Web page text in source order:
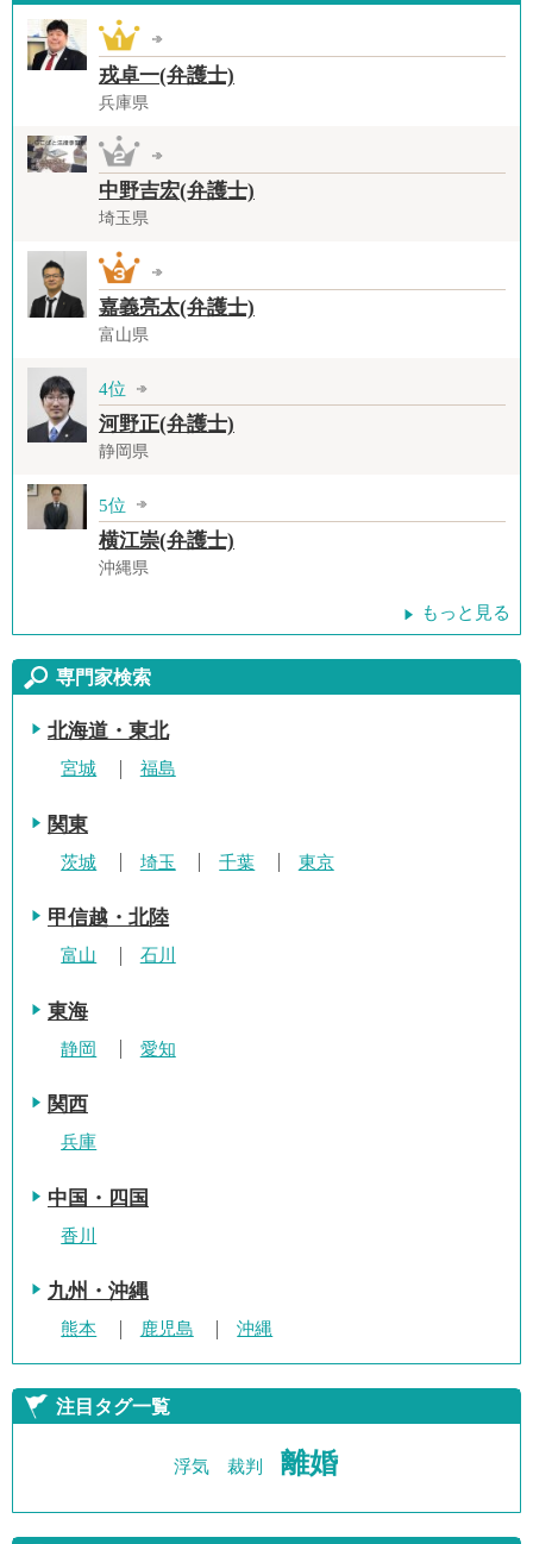
戎卓一(弁護士)
兵庫県
中野吉宏(弁護士)
埼玉県
嘉義亮太(弁護士)
富山県
4位
河野正(弁護士)
静岡県
5位
横江崇(弁護士)
沖縄県
もっと見る
専門家検索
北海道・東北
宮城 福島
関東
茨城 埼玉 千葉 東京
甲信越・北陸
富山 石川
東海
静岡 愛知
関西
兵庫
中国・四国
香川
九州・沖縄
熊本 鹿児島 沖縄
注目タグ一覧
浮気 裁判 離婚